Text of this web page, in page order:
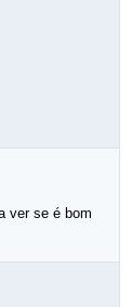
ver se é bom